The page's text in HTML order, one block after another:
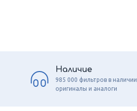
Наличие
985 000 фильтров в наличии,
оригиналы и аналоги